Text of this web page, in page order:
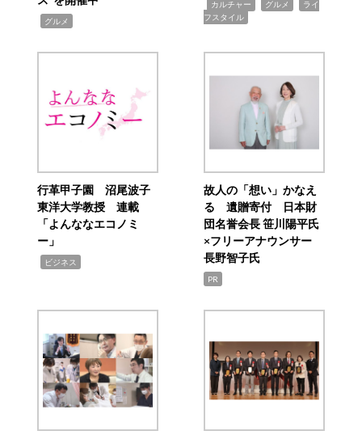
グルメ
カルチャー グルメ
ライ
フスタイル
行革甲子園 沼尾波子
東洋大学教授 連載
「よんななエコノミ
ー」
ビジネス
故人の「想い」かなえ
る 遺贈寄付 日本財
団名誉会長 笹川陽平氏
×フリーアナウンサー
長野智子氏
PR